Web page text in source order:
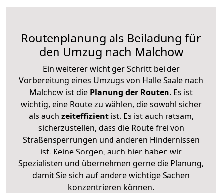
Routenplanung als Beiladung für
den Umzug nach Malchow
Ein weiterer wichtiger Schritt bei der
Vorbereitung eines Umzugs von Halle Saale nach
Malchow ist die Planung der Routen. Es ist
wichtig, eine Route zu wählen, die sowohl sicher
als auch zeiteffizientist. Es ist auch ratsam,
sicherzustellen, dass die Route frei von
Straßensperrungen und anderen Hindernissen
ist. Keine Sorgen, auch hier haben wir
Spezialisten und übernehmen gerne die Planung,
damit Sie sich auf andere wichtige Sachen
konzentrieren können.